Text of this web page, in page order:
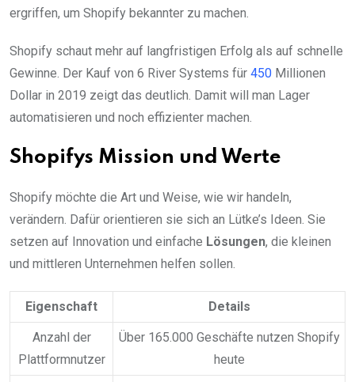
ergriffen, um Shopify bekannter zu machen.
Shopify schaut mehr auf langfristigen Erfolg als auf schnelle
Gewinne. Der Kauf von 6 River Systems für 450 Millionen
Dollar in 2019 zeigt das deutlich. Damit will man Lager
automatisieren und noch effizienter machen.
Shopifys Mission und Werte
Shopify möchte die Art und Weise, wie wir handeln,
verändern. Dafür orientieren sie sich an Lütke’s Ideen. Sie
setzen auf Innovation und einfache Lösungen, die kleinen
und mittleren Unternehmen helfen sollen.
Eigenschaft Details
Anzahl der
Plattformnutzer
Über 165.000 Geschäfte nutzen Shopify
heute